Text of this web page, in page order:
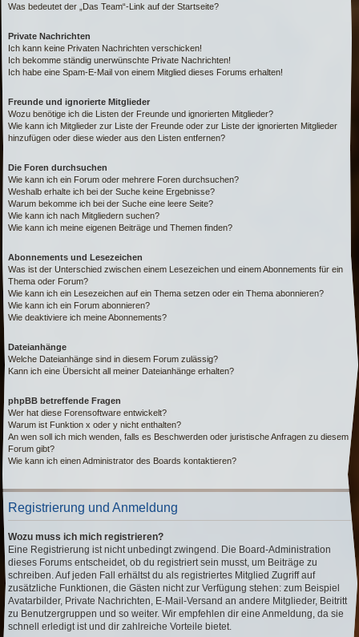
Was bedeutet der „Das Team“-Link auf der Startseite?
Private Nachrichten
Ich kann keine Privaten Nachrichten verschicken!
Ich bekomme ständig unerwünschte Private Nachrichten!
Ich habe eine Spam-E-Mail von einem Mitglied dieses Forums erhalten!
Freunde und ignorierte Mitglieder
Wozu benötige ich die Listen der Freunde und ignorierten Mitglieder?
Wie kann ich Mitglieder zur Liste der Freunde oder zur Liste der ignorierten Mitglieder
hinzufügen oder diese wieder aus den Listen entfernen?
Die Foren durchsuchen
Wie kann ich ein Forum oder mehrere Foren durchsuchen?
Weshalb erhalte ich bei der Suche keine Ergebnisse?
Warum bekomme ich bei der Suche eine leere Seite?
Wie kann ich nach Mitgliedern suchen?
Wie kann ich meine eigenen Beiträge und Themen finden?
Abonnements und Lesezeichen
Was ist der Unterschied zwischen einem Lesezeichen und einem Abonnements für ein
Thema oder Forum?
Wie kann ich ein Lesezeichen auf ein Thema setzen oder ein Thema abonnieren?
Wie kann ich ein Forum abonnieren?
Wie deaktiviere ich meine Abonnements?
Dateianhänge
Welche Dateianhänge sind in diesem Forum zulässig?
Kann ich eine Übersicht all meiner Dateianhänge erhalten?
phpBB betreffende Fragen
Wer hat diese Forensoftware entwickelt?
Warum ist Funktion x oder y nicht enthalten?
An wen soll ich mich wenden, falls es Beschwerden oder juristische Anfragen zu diesem
Forum gibt?
Wie kann ich einen Administrator des Boards kontaktieren?
Registrierung und Anmeldung
Wozu muss ich mich registrieren?
Eine Registrierung ist nicht unbedingt zwingend. Die Board-Administration
dieses Forums entscheidet, ob du registriert sein musst, um Beiträge zu
schreiben. Auf jeden Fall erhältst du als registriertes Mitglied Zugriff auf
zusätzliche Funktionen, die Gästen nicht zur Verfügung stehen: zum Beispiel
Avatarbilder, Private Nachrichten, E-Mail-Versand an andere Mitglieder, Beitritt
zu Benutzergruppen und so weiter. Wir empfehlen dir eine Anmeldung, da sie
schnell erledigt ist und dir zahlreiche Vorteile bietet.